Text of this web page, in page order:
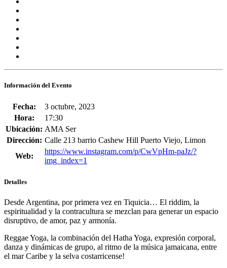
Información del Evento
Fecha:
3 octubre, 2023
Hora:
17:30
Ubicación: AMA Ser
Dirección: Calle 213 barrio Cashew Hill Puerto Viejo, Limon
Web:
https://www.instagram.com/p/CwVpHm-paJz/?
img_index=1
Detalles
Desde Argentina, por primera vez en Tiquicia… El riddim, la
espiritualidad y la contracultura se mezclan para generar un espacio
disruptivo, de amor, paz y armonía.
Reggae Yoga, la combinación del Hatha Yoga, expresión corporal,
danza y dinámicas de grupo, al ritmo de la música jamaicana, entre
el mar Caribe y la selva costarricense!